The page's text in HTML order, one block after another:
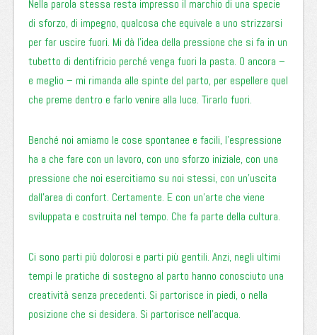
Nella parola stessa resta impresso il marchio di una specie
di sforzo, di impegno, qualcosa che equivale a uno strizzarsi
per far uscire fuori. Mi dà l’idea della pressione che si fa in un
tubetto di dentifricio perché venga fuori la pasta. O ancora –
e meglio – mi rimanda alle spinte del parto, per espellere quel
che preme dentro e farlo venire alla luce. Tirarlo fuori.
Benché noi amiamo le cose spontanee e facili, l’espressione
ha a che fare con un lavoro, con uno sforzo iniziale, con una
pressione che noi esercitiamo su noi stessi, con un’uscita
dall’area di confort. Certamente. E con un’arte che viene
sviluppata e costruita nel tempo. Che fa parte della cultura.
Ci sono parti più dolorosi e parti più gentili. Anzi, negli ultimi
tempi le pratiche di sostegno al parto hanno conosciuto una
creatività senza precedenti. Si partorisce in piedi, o nella
posizione che si desidera. Si partorisce nell’acqua.